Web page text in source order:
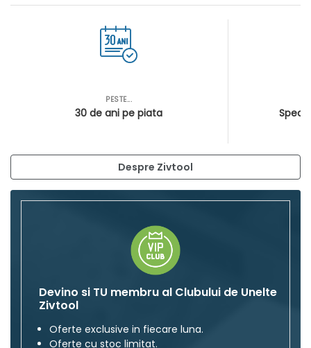
PESTE...
30 de ani pe piata
Despre Zivtool
Devino si TU membru al Clubului de Unelte
Zivtool
Oferte exclusive in fiecare luna.
Oferte cu stoc limitat.